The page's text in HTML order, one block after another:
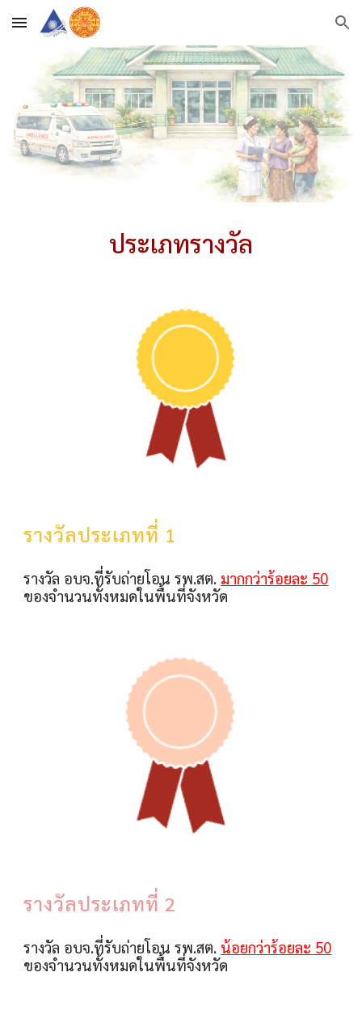
Skip to main content Skip to navigation
ประเภทรางวัล
รางวัลประเภทที่ 1
รางวัล อบจ.​ที่รับถ่ายโอน รพ.สต. มากกว่าร้อยละ 50
ของจำนวนทั้งหมดในพื้นที่จังหวัด
รางวัลประเภทที่ 2
รางวัล อบจ.​ที่รับถ่ายโอน รพ.สต. น้อยกว่าร้อยละ 50
ของจำนวนทั้งหมดในพื้นที่จังหวัด